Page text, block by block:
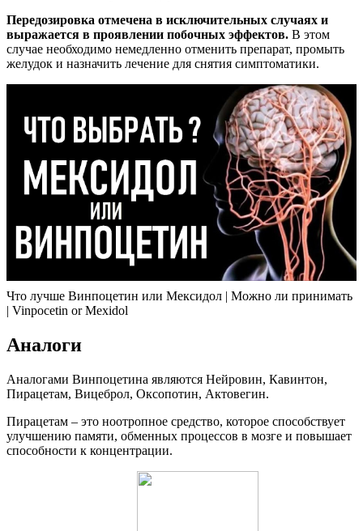
Передозировка отмечена в исключительных случаях и
выражается в проявлении побочных эффектов. В этом
случае необходимо немедленно отменить препарат, промыть
желудок и назначить лечение для снятия симптоматики.
Что лучше Винпоцетин или Мексидол | Можно ли принимать
| Vinpocetin or Mexidol
Аналоги
Аналогами Винпоцетина являются Нейровин, Кавинтон,
Пирацетам, Вицеброл, Оксопотин, Актовегин.
Пирацетам – это ноотропное средство, которое способствует
улучшению памяти, обменных процессов в мозге и повышает
способности к концентрации.